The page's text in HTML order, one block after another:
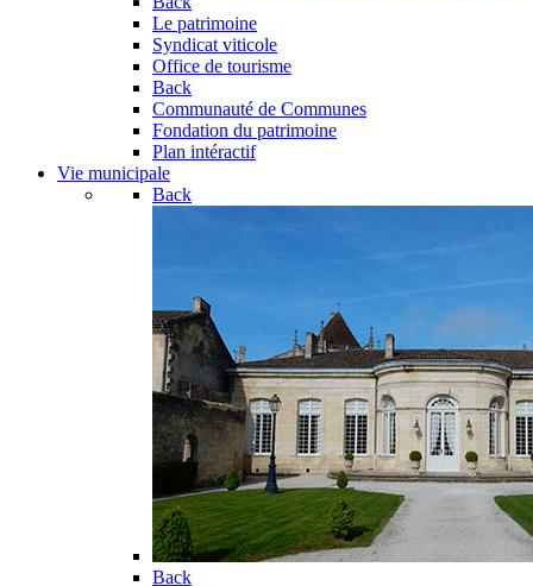
Le patrimoine
Syndicat viticole
Office de tourisme
Back
Communauté de Communes
Fondation du patrimoine
Plan intéractif
Vie municipale
Back
Back